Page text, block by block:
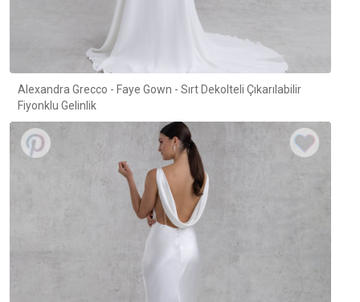
Alexandra Grecco - Faye Gown - Sırt Dekolteli Çıkarılabilir
Fiyonklu Gelinlik